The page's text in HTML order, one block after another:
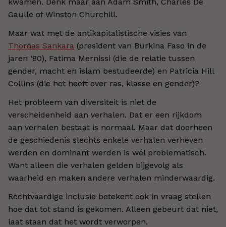
Gaulle of Winston Churchill.
Maar wat met de antikapitalistische visies van
Thomas Sankara (president van Burkina Faso in de
jaren ‘80), Fatima Mernissi (die de relatie tussen
gender, macht en islam bestudeerde) en Patricia Hill
Collins (die het heeft over ras, klasse en gender)?
Het probleem van diversiteit is niet de
verscheidenheid aan verhalen. Dat er een rijkdom
aan verhalen bestaat is normaal. Maar dat doorheen
de geschiedenis slechts enkele verhalen verheven
werden en dominant werden is wél problematisch.
Want alleen die verhalen gelden bijgevolg als
waarheid en maken andere verhalen minderwaardig.
Rechtvaardige inclusie betekent ook in vraag stellen
hoe dat tot stand is gekomen. Alleen gebeurt dat niet,
laat staan dat het wordt verworpen.